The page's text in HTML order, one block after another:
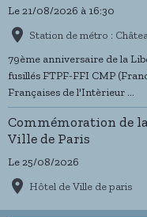
Le 21/08/2026 à 16:30
Station de métro :
79ème anniversaire de la
fusillés FTPF-FFI CMP
Françaises de l'Intèrieur ...
Commémoration de
Ville de Paris
Le 25/08/2026
Hôtel de Ville de paris